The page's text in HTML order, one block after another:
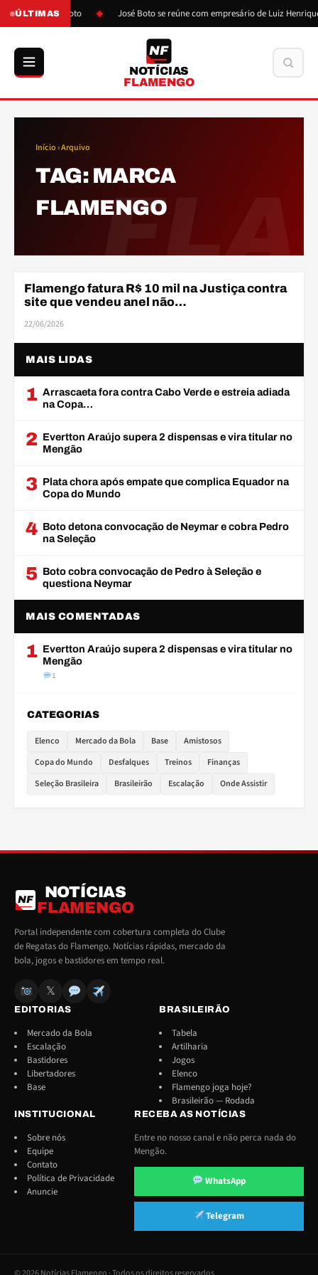
ÚLTIMAS
pressão de Boto José Boto se reúne com empresário de Luiz Henrique
NF
NOTÍCIAS
FLAMENGO
FLA
Início › Arquivo
TAG: MARCA
FLAMENGO
PATROCÍNIO
Flamengo fatura R$ 10 mil na Justiça contra
site que vendeu anel não…
22/06/2026
MAIS LIDAS
1 Arrascaeta fora contra Cabo Verde e estreia adiada
na Copa…
2 Evertton Araújo supera 2 dispensas e vira titular no
Mengão
3 Plata chora após empate que complica Equador na
Copa do Mundo
4 Boto detona convocação de Neymar e cobra Pedro
na Seleção
5 Boto cobra convocação de Pedro à Seleção e
questiona Neymar
MAIS COMENTADAS
1 Evertton Araújo supera 2 dispensas e vira titular no
Mengão
1
CATEGORIAS
Elenco Mercado da Bola Base
Amistosos
Copa do Mundo
Desfalques Treinos
Finanças
Seleção Brasileira
Brasileirão Escalação Onde Assistir
NF
NOTÍCIAS
FLAMENGO
Portal independente com cobertura completa do Clube
de Regatas do Flamengo. Notícias rápidas, mercado da
bola, jogos e bastidores em tempo real.
𝕏
EDITORIAS
Mercado da Bola
Escalação
Bastidores
Libertadores
Base
BRASILEIRÃO
Tabela
Artilharia
Jogos
Elenco
Flamengo joga hoje?
Brasileirão — Rodada
INSTITUCIONAL
Sobre nós
Equipe
Contato
Política de Privacidade
Anuncie
RECEBA AS NOTÍCIAS
Entre no nosso canal e não perca nada do
Mengão.
WhatsApp
Telegram